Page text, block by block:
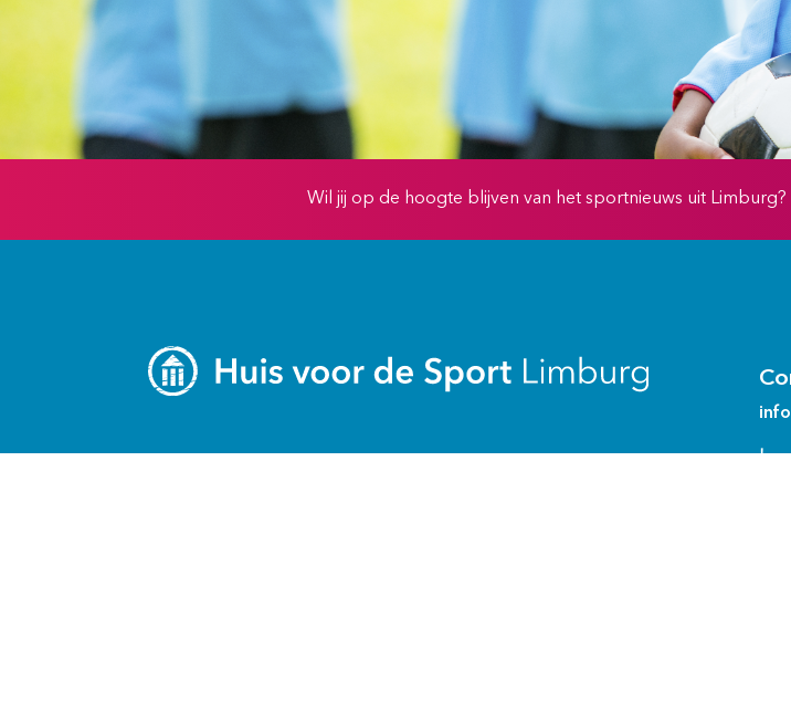
Wil jij op de hoogte blijven van het sportnieuws uit Limburg?